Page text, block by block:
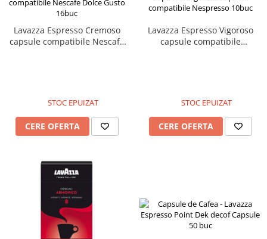
Lavazza Espresso Cremoso
capsule compatibile Nescafe
STOC EPUIZAT
CERE OFERTA
Lavazza Espresso Vigoroso
capsule compatibile
STOC EPUIZAT
CERE OFERTA